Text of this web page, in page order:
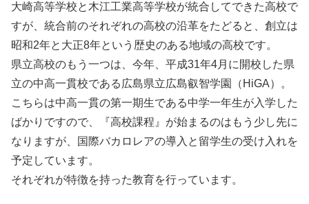
大崎高等学校と木江工業高等学校が統合してできた高校で
すが、統合前のそれぞれの高校の沿革をたどると、創立は
昭和2年と大正8年という歴史のある地域の高校です。
県立高校のもう一つは、今年、平成31年4月に開校した県
立の中高一貫校である広島県立広島叡智学園（HiGA）。
こちらは中高一貫の第一期生である中学一年生が入学した
ばかりですので、『高校課程』が始まるのはもう少し先に
なりますが、国際バカロレアの導入と留学生の受け入れを
予定しています。
それぞれが特徴を持った教育を行っています。